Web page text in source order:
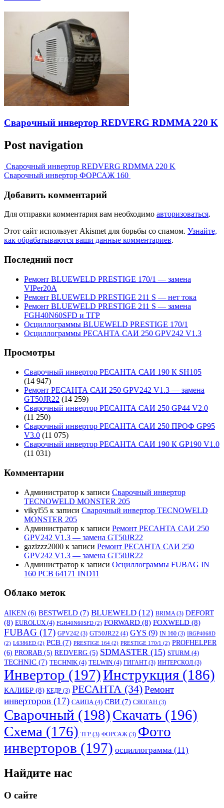
Сварочный инвертор REDVERG RDMMA 220 K
Post navigation
Сварочный инвертор REDVERG RDMMA 220 K
Сварочный инвертор ФОРСАЖ 160
Добавить комментарий
Для отправки комментария вам необходимо авторизоваться.
Этот сайт использует Akismet для борьбы со спамом. Узнайте,
как обрабатываются ваши данные комментариев.
Последний пост
Ремонт BLUEWELD PRESTIGE 170/1 — замена
VIPer20A
Ремонт BLUEWELD PRESTIGE 211 S — нет тока
Ремонт BLUEWELD PRESTIGE 211 S — замена
FGH40N60SFD и ТГР
Осциллограммы BLUEWELD PRESTIGE 170/1
Осциллограммы РЕСАНТА САИ 250 GPV242 V1.3
Просмотры
Сварочный инвертор РЕСАНТА САИ 190 К SH105
(14 947)
Ремонт РЕСАНТА САИ 250 GPV242 V1.3 — замена
GT50JR22 (14 259)
Сварочный инвертор РЕСАНТА САИ 250 GP44 V2.0
(11 250)
Сварочный инвертор РЕСАНТА САИ 250 ПРОФ GP95
V3.0 (11 075)
Сварочный инвертор РЕСАНТА САИ 190 К GP190 V1.0
(11 031)
Комментарии
Администратор к записи Сварочный инвертор
TECNOWELD MONSTER 205
vikyl55 к записи Сварочный инвертор TECNOWELD
MONSTER 205
Администратор к записи Ремонт РЕСАНТА САИ 250
GPV242 V1.3 — замена GT50JR22
gazizzz2000 к записи Ремонт РЕСАНТА САИ 250
GPV242 V1.3 — замена GT50JR22
Администратор к записи Осциллограммы FUBAG IN
160 PCB 64171 IND11
Облако меток
AIKEN (6) BESTWELD (7) BLUEWELD (12) BRIMA(3) DEFORT
(8) EUROLUX (4) FGH40N60SFD (2) FORWARD (8) FOXWELD (8)
FUBAG (17) GPV242 (3) GT50JR22 (4) GYS (9) IN 160 (3) IRGP4068D
(2) L6386ED (2) PCB (7) PRESTIGE 164 (2) PRESTIGE 170/1 (2) PROFHELPER
(6) PRORAB (5) REDVERG (5) SDMASTER (15) STURM (4)
TECHNIC (7) TECHNIK (4) TELWIN (4) ГИГАНТ(3) ИНТЕРСКОЛ (3)
Инвертор (197)Инструкция (186)
КАЛИБР (8) КЕДР (3) РЕСАНТА (34)Ремонт
инверторов (17) САИПА(4) СВИ (7) СЯОГАН (3)
Сварочный (198)Скачать (196)
Схема (176) ТГР (3) ФОРСАЖ (3) Фото
инверторов (197) осциллограмма (11)
Найдите нас
О сайте